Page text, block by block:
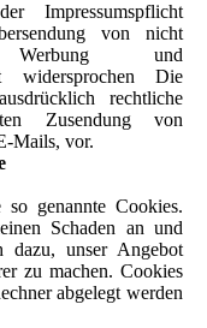
Impressumspflicht
von nicht
Werbung und
widersprochen Die
rechtliche
Zusendung von
Mails, vor.
genannte Cookies.
Schaden an und
dazu, unser Angebot
zu machen. Cookies
abgelegt werden